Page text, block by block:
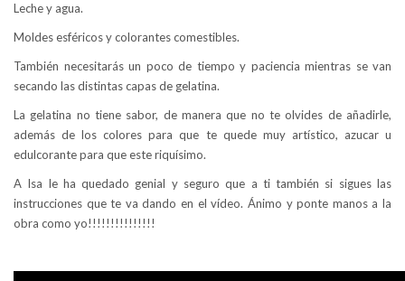
Leche y agua.
Moldes esféricos y colorantes comestibles.
También necesitarás un poco de tiempo y paciencia mientras se van
secando las distintas capas de gelatina.
La gelatina no tiene sabor, de manera que no te olvides de añadirle,
además de los colores para que te quede muy artístico, azucar u
edulcorante para que este riquísimo.
A Isa le ha quedado genial y seguro que a ti también si sigues las
instrucciones que te va dando en el vídeo. Ánimo y ponte manos a la
obra como yo!!!!!!!!!!!!!!!